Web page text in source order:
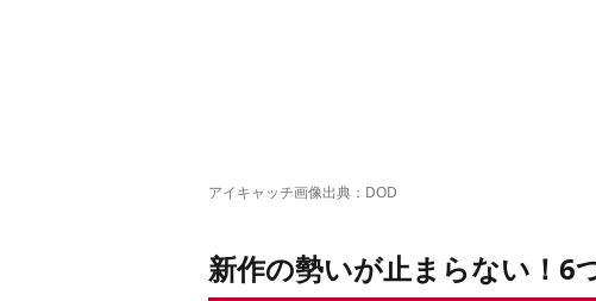
アイキャッチ画像出典： DOD
新作の勢いが止まらない！6